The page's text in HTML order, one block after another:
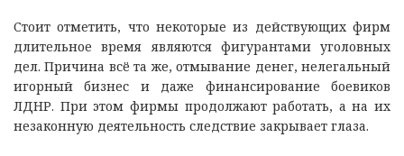
Стоит отметить, что некоторые из действующих фирм
длительное время являются фигурантами уголовных
дел. Причина всё та же, отмывание денег, нелегальный
игорный бизнес и даже финансирование боевиков
ЛДНР. При этом фирмы продолжают работать, а на их
незаконную деятельность следствие закрывает глаза.